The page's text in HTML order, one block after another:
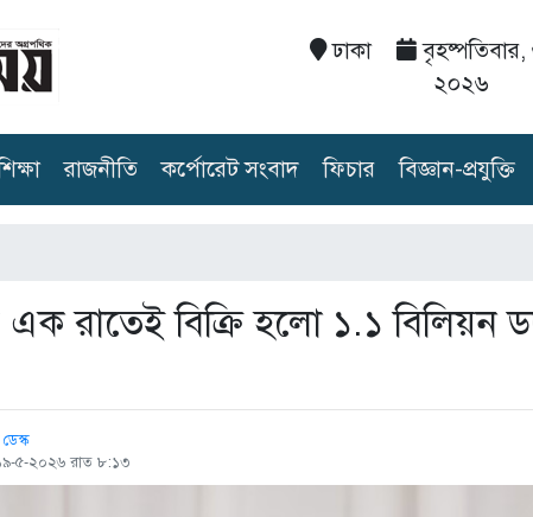
ঢাকা
২০২৬
রাজনীতি কর্পোরেট সংবাদ ফিচার বিজ্ঞান-প্রযুক্তি
এক রাতেই বিক্রি হলো ১.১ বিলিয়ন
৫-২০২৬ রাত ৮:১৩